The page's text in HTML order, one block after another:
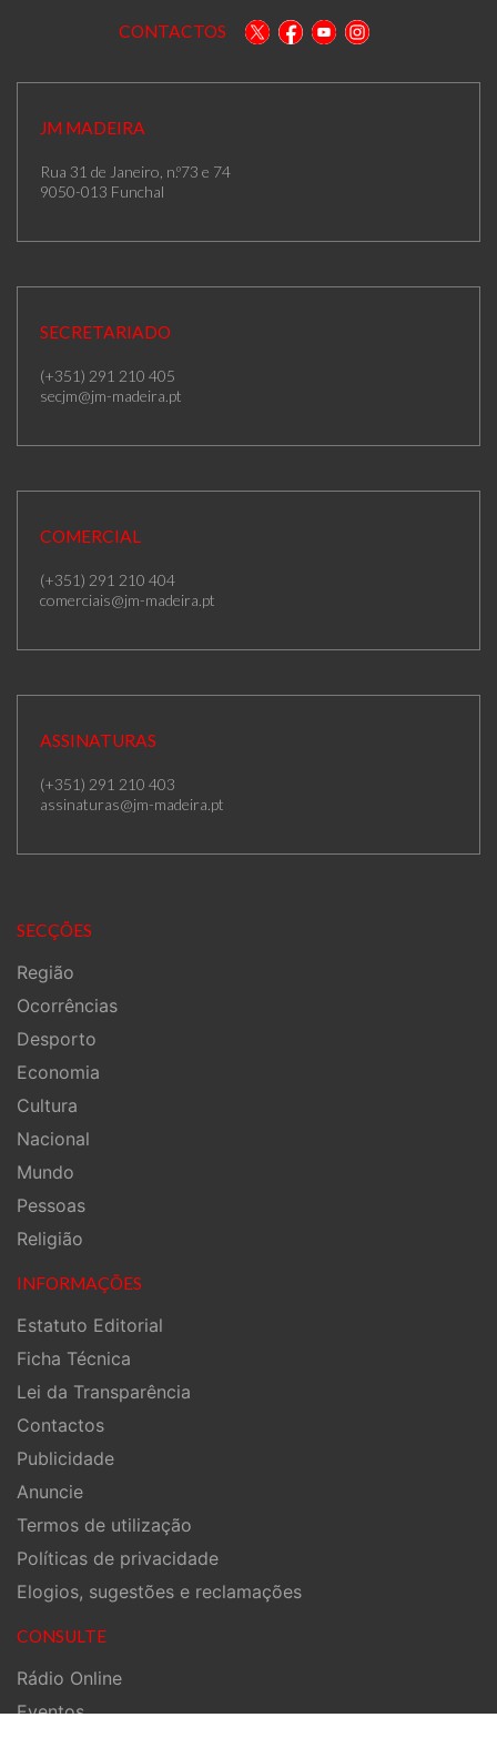
CONTACTOS
JM MADEIRA
Rua 31 de Janeiro, n.º73 e 74
9050-013 Funchal
SECRETARIADO
(+351) 291 210 405
secjm@jm-madeira.pt
COMERCIAL
(+351) 291 210 404
comerciais@jm-madeira.pt
ASSINATURAS
(+351) 291 210 403
assinaturas@jm-madeira.pt
SECÇÕES
Região
Ocorrências
Desporto
Economia
Cultura
Nacional
Mundo
Pessoas
Religião
INFORMAÇÕES
Estatuto Editorial
Ficha Técnica
Lei da Transparência
Contactos
Publicidade
Anuncie
Termos de utilização
Políticas de privacidade
Elogios, sugestões e reclamações
CONSULTE
Rádio Online
Eventos